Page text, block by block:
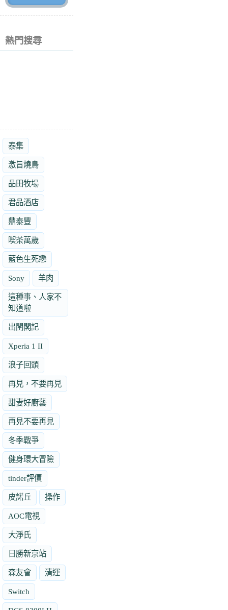
熱門搜尋
泰集
激旨燒鳥
品田牧場
君品酒店
鼎泰豐
喫茶萬歲
藍色生死戀
Sony 羊肉
這種事、人家不
知道啦
出閨閣記
Xperia 1 II
浪子回頭
再見，不要再見
甜妻好廚藝
再見不要再見
冬季戰爭
健身環大冒險
tinder評價
皮諾丘 操作
AOC電視
大淨氏
日勝新京站
森友會 清運
Switch